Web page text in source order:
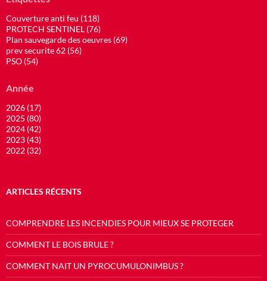
Couverture anti feu (118)
PROTECH SENTINEL (76)
Plan sauvegarde des oeuvres (69)
prev securite 62 (56)
PSO (54)
Année
2026 (17)
2025 (80)
2024 (42)
2023 (43)
2022 (32)
ARTICLES RÉCENTS
COMPRENDRE LES INCENDIES POUR MIEUX SE PROTEGER
COMMENT LE BOIS BRULE ?
COMMENT NAIT UN PYROCUMULONIMBUS ?